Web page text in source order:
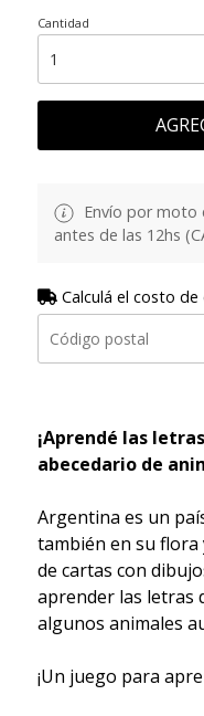
Cantidad
Envío por moto
antes de las 12hs
Calculá el costo de
¡Aprendé las
abecedario de
Argentina es un
también en su flora
de cartas con
aprender las letras
algunos animales
¡Un juego para